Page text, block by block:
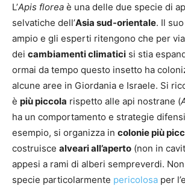
L’Apis florea è una delle due specie di
selvatiche dell’Asia sud-orientale. Il
ampio e gli esperti ritengono che per via
dei cambiamenti climatici si stia
ormai da tempo questo insetto ha
alcune aree in Giordania e Israele. Si
è più piccola rispetto alle api nostrane (
ha un comportamento e strategie
esempio, si organizza in colonie più
costruisce alveari all’aperto (non in
appesi a rami di alberi sempreverdi.
specie particolarmente pericolosa per